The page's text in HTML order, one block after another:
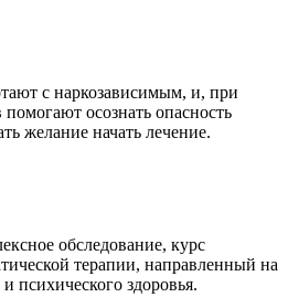
с наркозависимым, и, при
осознать опасность
желание начать лечение.
обследование, курс
терапии, направленный на
психического здоровья.